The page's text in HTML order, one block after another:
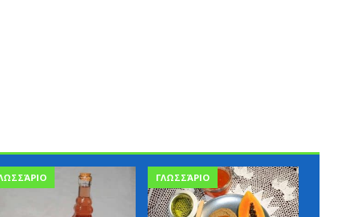
ΓΛΩΣΣΆΡΙΟ